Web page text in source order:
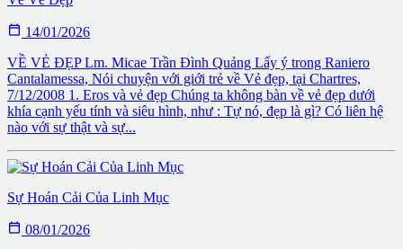
 14/01/2026
VỀ VẺ ĐẸP Lm. Micae Trần Đình Quảng Lấy ý trong Raniero
Cantalamessa, Nói chuyện với giới trẻ về Vẻ đẹp, tại Chartres,
7/12/2008 1. Eros và vẻ đẹp Chúng ta không bàn về vẻ đẹp dưới
khía cạnh yếu tính và siêu hình, như : Tự nó, đẹp là gì? Có liên hệ
nào với sự thật và sự...
Sự Hoán Cải Của Linh Mục
 08/01/2026